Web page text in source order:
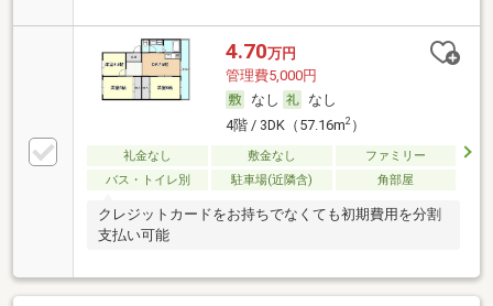
4.70万円
管理費5,000円
なし
なし
4階 / 3DK（57.16m2）
礼金なし 敷金なし
ファミリー
バス・トイレ別
駐車場(近隣含) 角部屋
クレジットカードをお持ちでなくても初期費用を分割
支払い可能